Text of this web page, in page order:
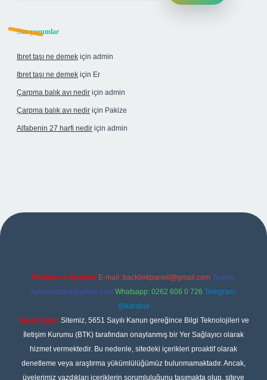
Son yorumlar
Ibret taşı ne demek için admin
Ibret taşı ne demek için Er
Çarpma balık avı nedir için admin
Çarpma balık avı nedir için Pakize
Alfabenin 27 harfi nedir için admin
Reklam ve İletişim: E-mail: backlinkpaneli@gmail.com Teams:
forumhizmeti@gmail.com Whatsapp: 0262 606 0 726 Telegram:
@karabul
Yasal Uyarı: Sitemiz, 5651 Sayılı Kanun gereğince Bilgi Teknolojileri ve
İletişim Kurumu (BTK) tarafından onaylanmış bir Yer Sağlayıcı olarak
hizmet vermektedir. Bu nedenle, sitedeki içerikleri proaktif olarak
denetleme veya araştırma yükümlülüğümüz bulunmamaktadır. Ancak,
üyelerimiz yazdıkları içeriklerin sorumluluğunu taşımakta olup, siteye